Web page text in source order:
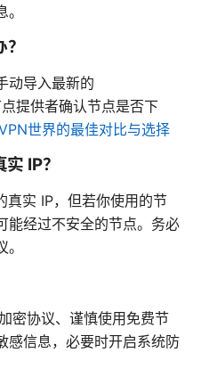
动导入最新的
提供者确认节点是否下
世界的最佳对比与选择
IP？
真实 IP，但若你使用的节
能经过不安全的节点。务必
密协议、谨慎使用免费节
感信息，必要时开启系统防